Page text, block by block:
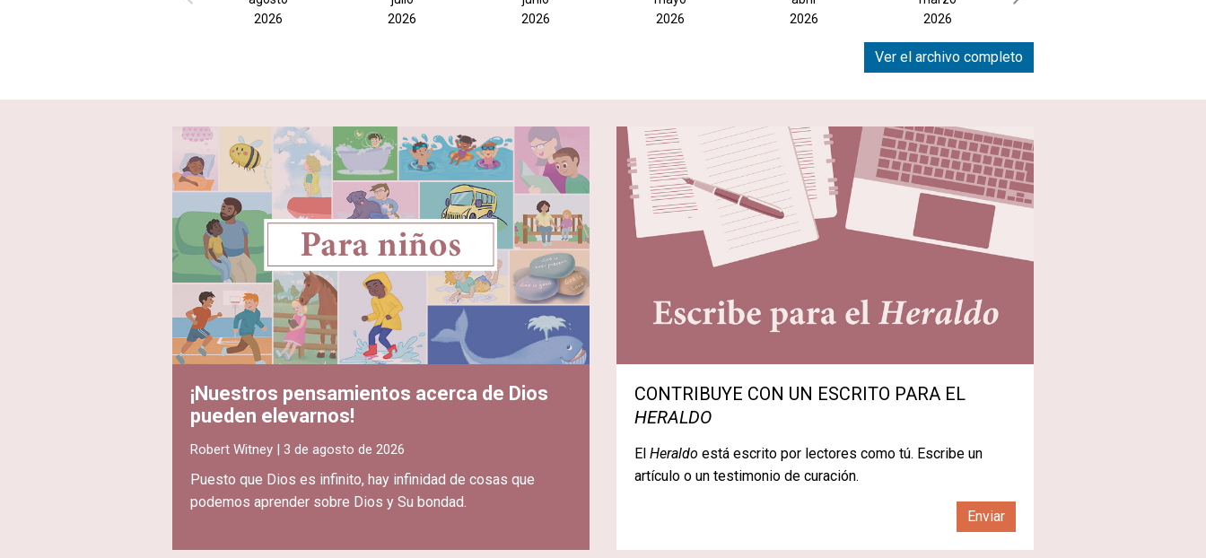
2026
2026
2026
2026
2026
2026
Ver el archivo completo
¡Nuestros pensamientos acerca de Dios
pueden elevarnos!
Robert Witney | 3 de agosto de 2026
Puesto que Dios es infinito, hay infinidad de cosas que
podemos aprender sobre Dios y Su bondad.
CONTRIBUYE CON UN ESCRITO PARA EL
HERALDO
El Heraldo está escrito por lectores como tú. Escribe un
artículo o un testimonio de curación.
Enviar